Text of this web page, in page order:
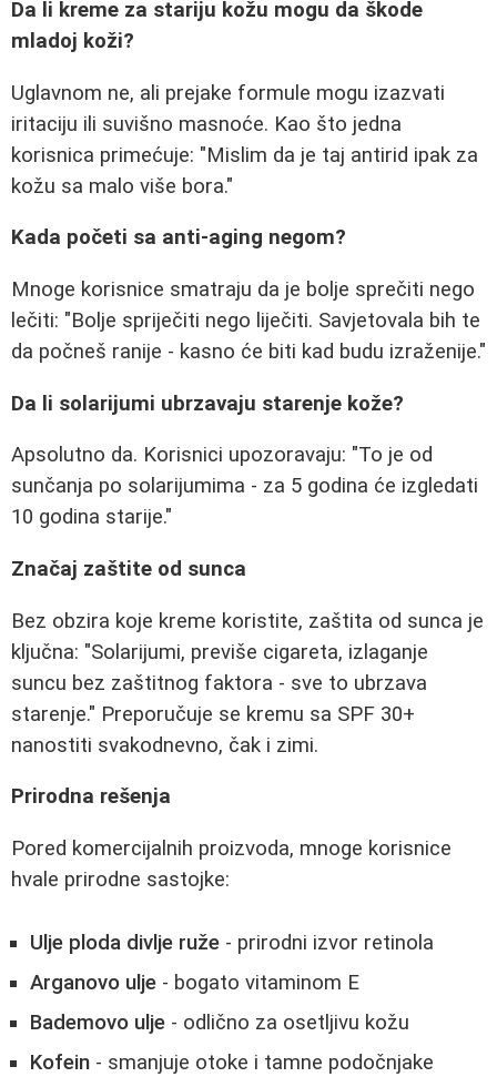
Da li kreme za stariju kožu mogu da škode
mladoj koži?
Uglavnom ne, ali prejake formule mogu izazvati
iritaciju ili suvišno masnoće. Kao što jedna
korisnica primećuje: "Mislim da je taj antirid ipak za
kožu sa malo više bora."
Kada početi sa anti-aging negom?
Mnoge korisnice smatraju da je bolje sprečiti nego
lečiti: "Bolje spriječiti nego liječiti. Savjetovala bih te
da počneš ranije - kasno će biti kad budu izraženije."
Da li solarijumi ubrzavaju starenje kože?
Apsolutno da. Korisnici upozoravaju: "To je od
sunčanja po solarijumima - za 5 godina će izgledati
10 godina starije."
Značaj zaštite od sunca
Bez obzira koje kreme koristite, zaštita od sunca je
ključna: "Solarijumi, previše cigareta, izlaganje
suncu bez zaštitnog faktora - sve to ubrzava
starenje." Preporučuje se kremu sa SPF 30+
nanostiti svakodnevno, čak i zimi.
Prirodna rešenja
Pored komercijalnih proizvoda, mnoge korisnice
hvale prirodne sastojke:
Ulje ploda divlje ruže - prirodni izvor retinola
Arganovo ulje - bogato vitaminom E
Bademovo ulje - odlično za osetljivu kožu
Kofein - smanjuje otoke i tamne podočnjake